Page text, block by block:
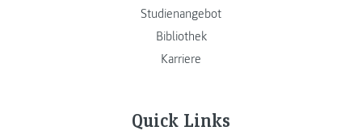
Studienangebot
Bibliothek
Karriere
Quick Links